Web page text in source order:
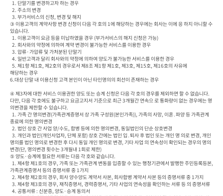
③ 이용고객의 계약사항 변경 신청이 다음 각 호의 1에 해당하는 경우에는 회사는 이에 응 하지 아니할 수
있습니다.
해당하는 경우
6.대상 단말 내 이용신청 고객 본인이 아닌 타인명의의 회선이 존재하는 경우
④ 제3자에 대한 서비스 이용권한 양도 또는 승계 신청은 다음 각 호의 경우를 제외하면 할 수 없습니다.
다만, 다음 각 호에도 불구하고 요금고지서 기준으로 최근 3개월간 연속으 로 통화량이 없는 경우에는 명
의변경을 제한할 수 있습니다.
종료에 의한 명의변경
명의를 법인 명의로 변경한 후 다시 동일 개인 명의로 변경, 기타 사업 의 연속성이 확인되는 경우의 명의
변경(단, 명의변경 횟수는 3개월내 1회로 제한)
⑤ 양도·승계에 필요한 서류는 다음 각 호와 같습니다.
가족관계증명서 등의 증명서류 중 1가지